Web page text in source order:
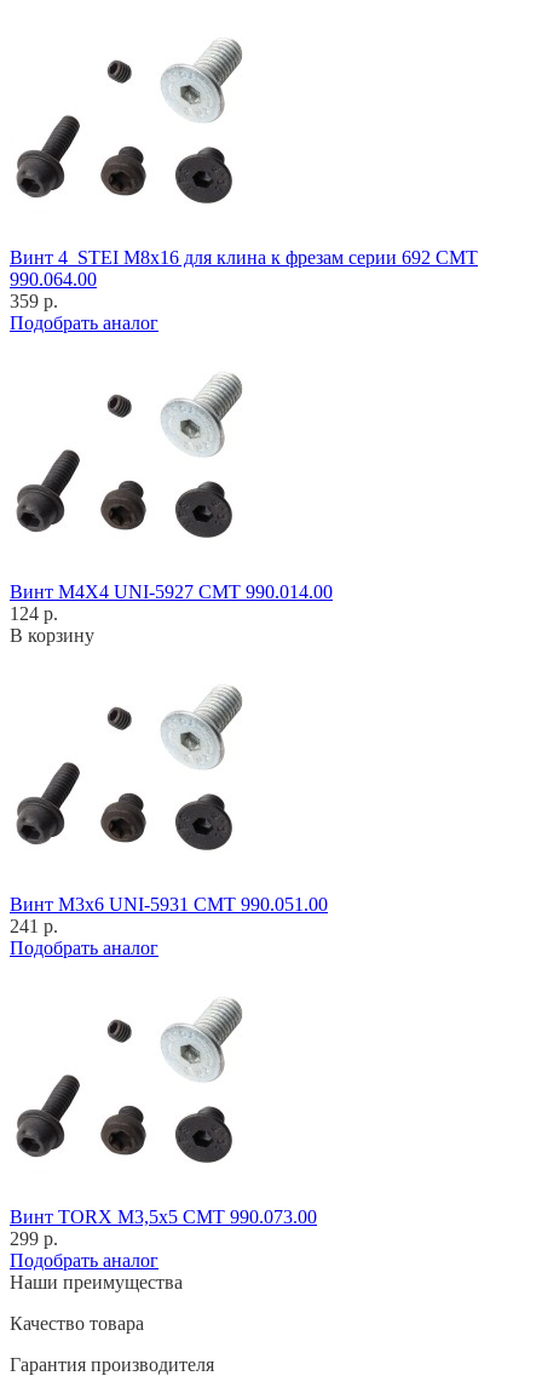
Винт 4_STEI M8x16 для клина к фрезам серии 692 CMT
990.064.00
359 р.
Подобрать аналог
Винт M4X4 UNI-5927 CMT 990.014.00
124 р.
В корзину
Винт M3x6 UNI-5931 CMT 990.051.00
241 р.
Подобрать аналог
Винт TORX M3,5x5 CMT 990.073.00
299 р.
Подобрать аналог
Наши преимущества
Качество товара
Гарантия производителя